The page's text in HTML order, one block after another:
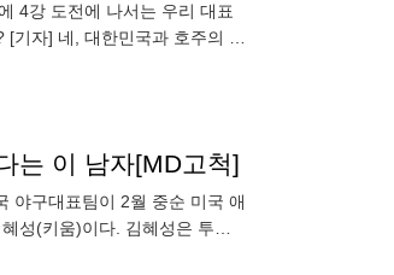
4강 도전에 나서는 우리 대표
자] 네, 대한민국과 호주의 월
는 이 남자[MD고척]
야구대표팀이 2월 중순 미국 애
성(키움)이다. 김혜성은 투손,